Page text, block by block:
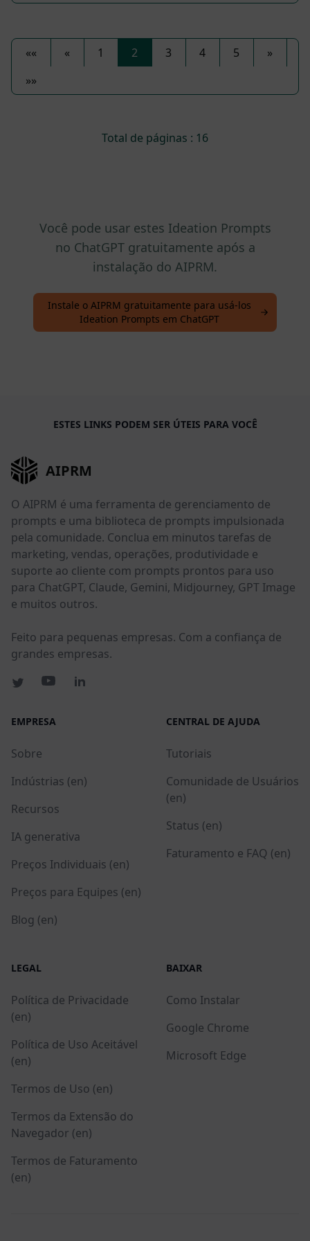
«« « 1 2 3 4 5
»
»»
Total de páginas : 16
Você pode usar estes Ideation Prompts
no ChatGPT gratuitamente após a
instalação do AIPRM.
Instale o AIPRM gratuitamente para usá-los
Ideation Prompts em ChatGPT
ESTES LINKS PODEM SER ÚTEIS PARA VOCÊ
AIPRM
O AIPRM é uma ferramenta de gerenciamento de
prompts e uma biblioteca de prompts impulsionada
pela comunidade. Conclua em minutos tarefas de
marketing, vendas, operações, produtividade e
suporte ao cliente com prompts prontos para uso
para ChatGPT, Claude, Gemini, Midjourney, GPT Image
e muitos outros.
Feito para pequenas empresas. Com a confiança de
grandes empresas.
EMPRESA
Sobre
Indústrias (en)
Recursos
IA generativa
Preços Individuais (en)
Preços para Equipes (en)
Blog (en)
CENTRAL DE AJUDA
Tutoriais
Comunidade de Usuários
(en)
Status (en)
Faturamento e FAQ (en)
LEGAL
Política de Privacidade
(en)
Política de Uso Aceitável
(en)
Termos de Uso (en)
Termos da Extensão do
Navegador (en)
Termos de Faturamento
(en)
BAIXAR
Como Instalar
Google Chrome
Microsoft Edge